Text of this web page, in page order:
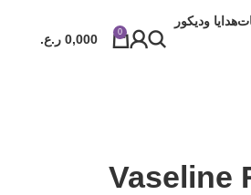
هدايا وديكور
0
0,000 ر.ع.
Vaseline